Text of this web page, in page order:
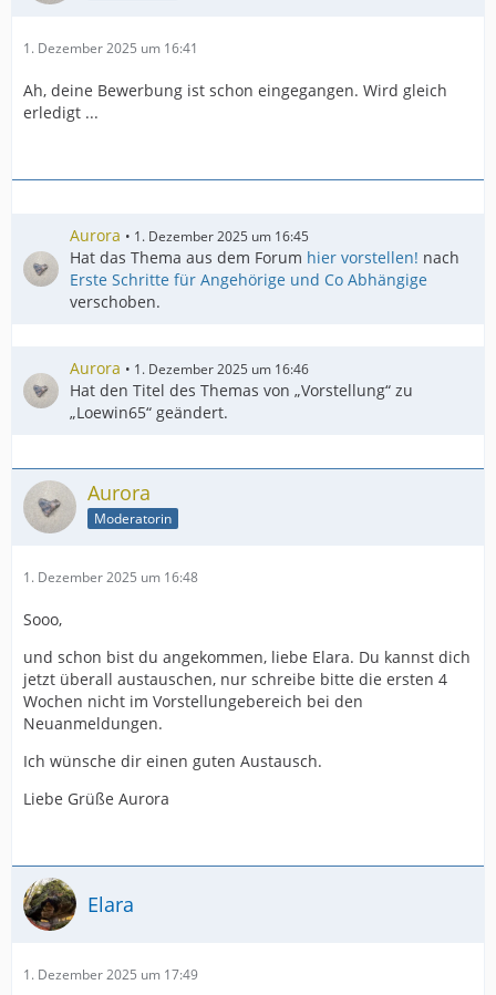
1. Dezember 2025 um 16:41
Ah, deine Bewerbung ist schon eingegangen. Wird gleich
erledigt ...
Aurora 1. Dezember 2025 um 16:45
Hat das Thema aus dem Forum hier vorstellen! nach
Erste Schritte für Angehörige und Co Abhängige
verschoben.
Aurora 1. Dezember 2025 um 16:46
Hat den Titel des Themas von „Vorstellung“ zu
„Loewin65“ geändert.
Aurora
Moderatorin
1. Dezember 2025 um 16:48
Sooo,
und schon bist du angekommen, liebe Elara. Du kannst dich
jetzt überall austauschen, nur schreibe bitte die ersten 4
Wochen nicht im Vorstellungebereich bei den
Neuanmeldungen.
Ich wünsche dir einen guten Austausch.
Liebe Grüße Aurora
Elara
1. Dezember 2025 um 17:49